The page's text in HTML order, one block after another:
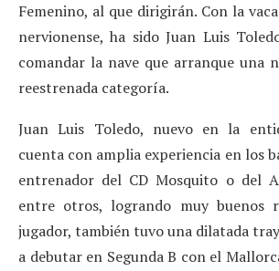
Femenino, al que dirigirán. Con la
nervionense, ha sido Juan Luis
comandar la nave que arranque una
reestrenada categoría.
Juan Luis Toledo, nuevo en la
cuenta con amplia experiencia en los
entrenador del CD Mosquito o del
entre otros, logrando muy buenos
jugador, también tuvo una dilatada
a debutar en Segunda B con el